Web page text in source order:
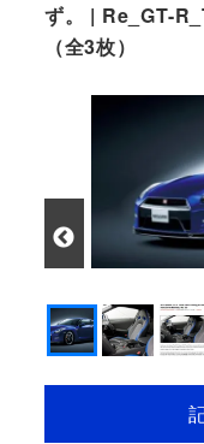
ず。 | Re_GT-
（全3枚）